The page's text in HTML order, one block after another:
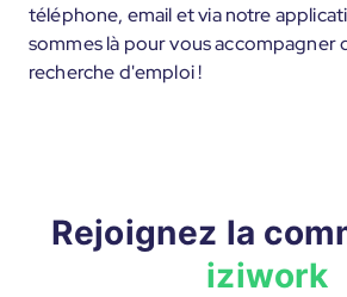
téléphone, email et via notre
sommes là pour vous accompagner
recherche d'emploi !
Rejoignez la
iziwork